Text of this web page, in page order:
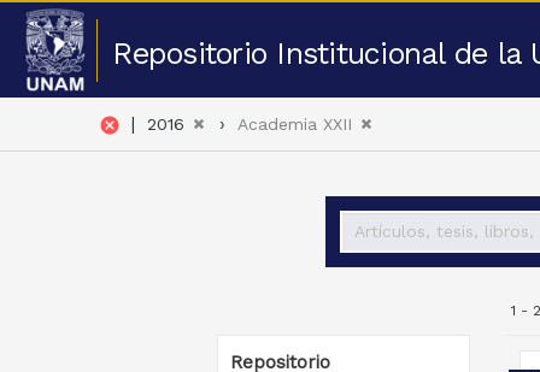
Repositorio Institucional de la
cancel | 2016 Academia XXII
Repositorio
1 -